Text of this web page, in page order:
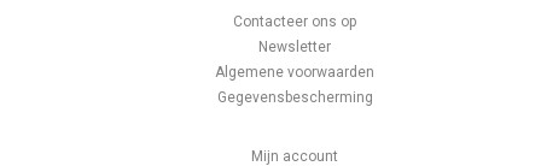
Contacteer ons op
Newsletter
Algemene voorwaarden
Gegevensbescherming
Mijn account